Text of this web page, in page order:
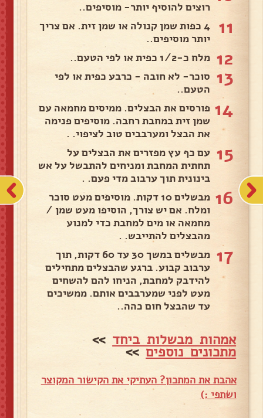
רוצים להוסיף יותר- מוסיפים..
11
4 כפות שמן קנולה או שמן זית. אם צריך
יותר מוסיפים..
12 מלח כ-1/2 כפית או לפי הטעם..
13 סוכר- לא חובה - כרבע כפית או לפי
הטעם..
14 פורסים את הבצלים. ממיסים מחמאה עם
שמן זית במחבת רחבה. מוסיפים פנימה
את הבצל ומערבבים טוב לציפוי. .
15 עם כף עץ מפזרים את הבצלים על
תחתית המחבת ומניחים להתבשל על אש
בינונית תוך ערבוב מדי פעם. .
16
מבשלים 10 דקות. מוסיפים מעט סוכר
ומלח. אם יש צורך, הוסיפו מעט שמן /
מחמאה או מים למחבת כדי למנוע
מהבצלים להתייבש. .
17
מבשלים במשך 30 עד 60 דקות, תוך
ערבוב קבוע. ברגע שהבצלים מתחילים
להידבק למחבת, הניחו להם להשחים
מעט לפני שמערבבים אותם. ממשיכים
עד שהבצל חום כהה..
אמהות מבשלות ביחד >>
מתכונים נוספים>>
אהבת את המתכון? העתיקי את הקישור המקוצר
ושתפי :)